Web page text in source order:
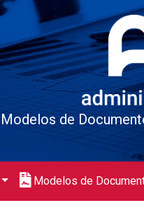
Modelos de
Modelos de